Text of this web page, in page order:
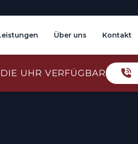
Über uns Kontakt
UHR VERFÜGBAR